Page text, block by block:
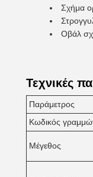
Σχήμα
Οβάλ
Τεχνικές
Παράμετρος
Κωδικός
Μέγεθος